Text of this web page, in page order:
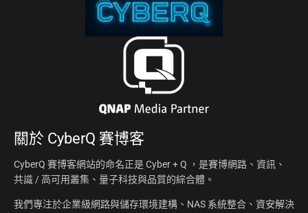
關於 CyberQ 賽博客
CyberQ 賽博客網站的命名正是 Cyber + Q ，是賽博網路、資訊、
共識 / 高可用叢集、量子科技與品質的綜合體。
我們專注於企業級網路與儲存環境建構、NAS 系統整合、資安解決